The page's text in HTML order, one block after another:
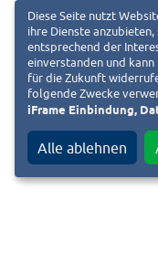
Diese Seite nutzt
ihre Dienste
entsprechend der
einverstanden und
für die Zukunft
folgende Zwecke
iFrame Einbindung,
Alle ablehnen